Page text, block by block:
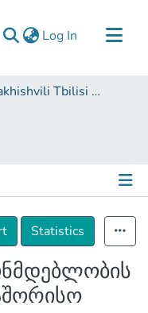
Log In (current)
Ivane Javakhishvili Tbilisi State University
Statistics